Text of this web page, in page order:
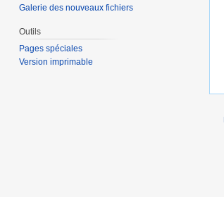
Galerie des nouveaux fichiers
Outils
Pages spéciales
Version imprimable